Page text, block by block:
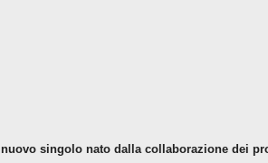
nuovo singolo nato dalla collaborazione dei